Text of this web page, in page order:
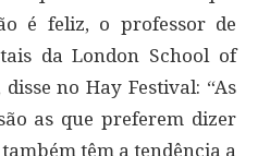
é feliz, o professor de
da London School of
no Hay Festival: “As
as que preferem dizer
têm a tendência a